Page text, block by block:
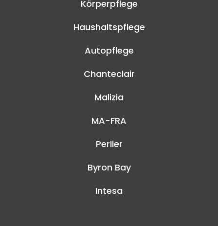
Körperpflege
Haushaltspflege
Autopflege
Chanteclair
Malizia
MA-FRA
Perlier
Byron Bay
Intesa